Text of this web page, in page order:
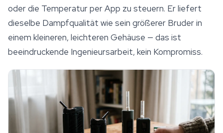
oder die Temperatur per App zu steuern. Er liefert
dieselbe Dampfqualität wie sein größerer Bruder in
einem kleineren, leichteren Gehäuse — das ist
beeindruckende Ingenieursarbeit, kein Kompromiss.